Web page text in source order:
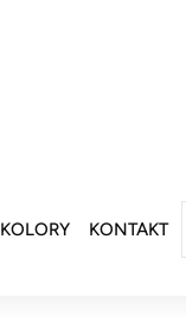
KOLORY KONTAKT